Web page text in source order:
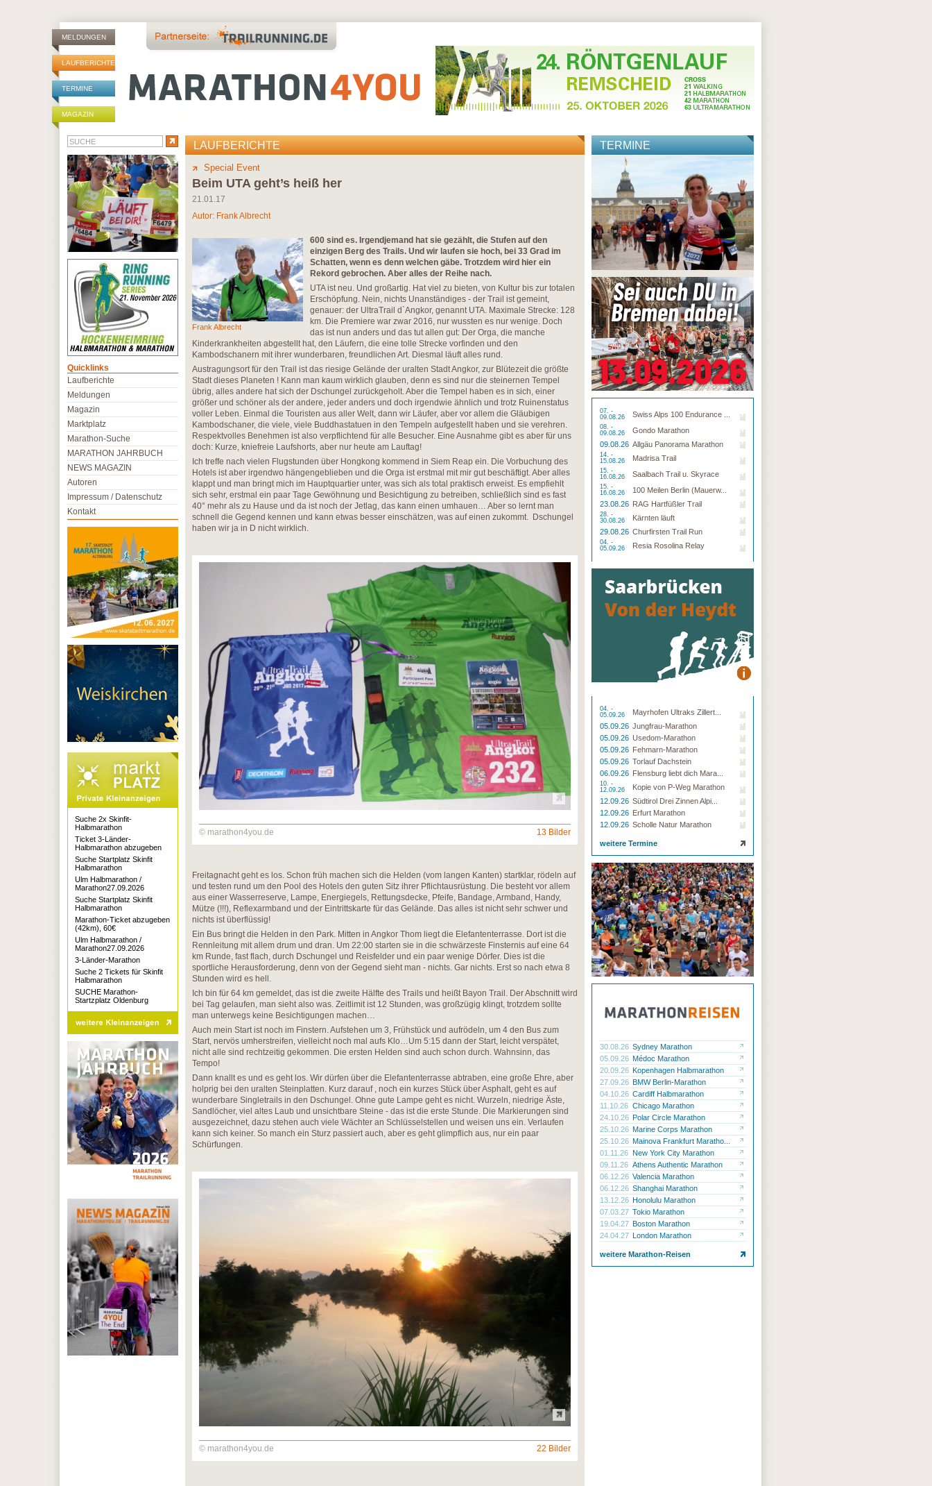
MELDUNGEN
LAUFBERICHTE
TERMINE
MAGAZIN
LAUFBERICHTE
Special Event
Beim UTA geht’s heiß her
21.01.17
Autor: Frank Albrecht
Frank Albrecht
600 sind es. Irgendjemand hat sie gezählt, die Stufen auf den
einzigen Berg des Trails. Und wir laufen sie hoch, bei 33 Grad im
Schatten, wenn es denn welchen gäbe. Trotzdem wird hier ein
Rekord gebrochen. Aber alles der Reihe nach.
UTA ist neu. Und großartig. Hat viel zu bieten, von Kultur bis zur totalen
Erschöpfung. Nein, nichts Unanständiges - der Trail ist gemeint,
genauer: der UltraTrail d`Angkor, genannt UTA. Maximale Strecke: 128
km. Die Premiere war zwar 2016, nur wussten es nur wenige. Doch
das ist nun anders und das tut allen gut: Der Orga, die manche
Kinderkrankheiten abgestellt hat, den Läufern, die eine tolle Strecke vorfinden und den
Kambodschanern mit ihrer wunderbaren, freundlichen Art. Diesmal läuft alles rund.
Austragungsort für den Trail ist das riesige Gelände der uralten Stadt Angkor, zur Blütezeit die größte
Stadt dieses Planeten ! Kann man kaum wirklich glauben, denn es sind nur die steinernen Tempel
übrig, alles andere hat sich der Dschungel zurückgeholt. Aber die Tempel haben es in sich, einer
größer und schöner als der andere, jeder anders und doch irgendwie ähnlich und trotz Ruinenstatus
voller Leben. Einmal die Touristen aus aller Welt, dann wir Läufer, aber vor allem die Gläubigen
Kambodschaner, die viele, viele Buddhastatuen in den Tempeln aufgestellt haben und sie verehren.
Respektvolles Benehmen ist also verpflichtend für alle Besucher. Eine Ausnahme gibt es aber für uns
doch: Kurze, kniefreie Laufshorts, aber nur heute am Lauftag!
Ich treffe nach vielen Flugstunden über Hongkong kommend in Siem Reap ein. Die Vorbuchung des
Hotels ist aber irgendwo hängengeblieben und die Orga ist erstmal mit mir gut beschäftigt. Aber alles
klappt und man bringt mich im Hauptquartier unter, was sich als total praktisch erweist. Es empfiehlt
sich sehr, erstmal ein paar Tage Gewöhnung und Besichtigung zu betreiben, schließlich sind es fast
40° mehr als zu Hause und da ist noch der Jetlag, das kann einen umhauen… Aber so lernt man
schnell die Gegend kennen und kann etwas besser einschätzen, was auf einen zukommt. Dschungel
haben wir ja in D nicht wirklich.
© marathon4you.de 13 Bilder
Freitagnacht geht es los. Schon früh machen sich die Helden (vom langen Kanten) startklar, rödeln auf
und testen rund um den Pool des Hotels den guten Sitz ihrer Pflichtausrüstung. Die besteht vor allem
aus einer Wasserreserve, Lampe, Energiegels, Rettungsdecke, Pfeife, Bandage, Armband, Handy,
Mütze (!!!), Reflexarmband und der Eintrittskarte für das Gelände. Das alles ist nicht sehr schwer und
nichts ist überflüssig!
Ein Bus bringt die Helden in den Park. Mitten in Angkor Thom liegt die Elefantenterrasse. Dort ist die
Rennleitung mit allem drum und dran. Um 22:00 starten sie in die schwärzeste Finsternis auf eine 64
km Runde, fast flach, durch Dschungel und Reisfelder und ein paar wenige Dörfer. Dies ist die
sportliche Herausforderung, denn von der Gegend sieht man - nichts. Gar nichts. Erst so nach etwa 8
Stunden wird es hell.
Ich bin für 64 km gemeldet, das ist die zweite Hälfte des Trails und heißt Bayon Trail. Der Abschnitt wird
bei Tag gelaufen, man sieht also was. Zeitlimit ist 12 Stunden, was großzügig klingt, trotzdem sollte
man unterwegs keine Besichtigungen machen…
Auch mein Start ist noch im Finstern. Aufstehen um 3, Frühstück und aufrödeln, um 4 den Bus zum
Start, nervös umherstreifen, vielleicht noch mal aufs Klo…Um 5:15 dann der Start, leicht verspätet,
nicht alle sind rechtzeitig gekommen. Die ersten Helden sind auch schon durch. Wahnsinn, das
Tempo!
Dann knallt es und es geht los. Wir dürfen über die Elefantenterrasse abtraben, eine große Ehre, aber
holprig bei den uralten Steinplatten. Kurz darauf , noch ein kurzes Stück über Asphalt, geht es auf
wunderbare Singletrails in den Dschungel. Ohne gute Lampe geht es nicht. Wurzeln, niedrige Äste,
Sandlöcher, viel altes Laub und unsichtbare Steine - das ist die erste Stunde. Die Markierungen sind
ausgezeichnet, dazu stehen auch viele Wächter an Schlüsselstellen und weisen uns ein. Verlaufen
kann sich keiner. So manch ein Sturz passiert auch, aber es geht glimpflich aus, nur ein paar
Schürfungen.
© marathon4you.de 22 Bilder
TERMINE
07. -
09.08.26
Swiss Alps 100 Endurance ...
08. -
09.08.26
Gondo Marathon
09.08.26 Allgäu Panorama Marathon
14. -
15.08.26
Madrisa Trail
15. -
16.08.26
Saalbach Trail u. Skyrace
15. -
16.08.26
100 Meilen Berlin (Mauerw...
23.08.26 RAG Hartfüßler Trail
28. -
30.08.26
Kärnten läuft
29.08.26 Churfirsten Trail Run
04. -
05.09.26
Resia Rosolina Relay
04. -
05.09.26
Mayrhofen Ultraks Zillert...
05.09.26 Jungfrau-Marathon
05.09.26 Usedom-Marathon
05.09.26 Fehmarn-Marathon
05.09.26 Torlauf Dachstein
06.09.26 Flensburg liebt dich Mara...
10. -
12.09.26
Kopie von P-Weg Marathon
12.09.26 Südtirol Drei Zinnen Alpi...
12.09.26 Erfurt Marathon
12.09.26 Scholle Natur Marathon
weitere Termine
30.08.26 Sydney Marathon
05.09.26 Médoc Marathon
20.09.26 Kopenhagen Halbmarathon
27.09.26 BMW Berlin-Marathon
04.10.26 Cardiff Halbmarathon
11.10.26 Chicago Marathon
24.10.26 Polar Circle Marathon
25.10.26 Marine Corps Marathon
25.10.26 Mainova Frankfurt Maratho...
01.11.26 New York City Marathon
09.11.26 Athens Authentic Marathon
06.12.26 Valencia Marathon
06.12.26 Shanghai Marathon
13.12.26 Honolulu Marathon
07.03.27 Tokio Marathon
19.04.27 Boston Marathon
24.04.27 London Marathon
weitere Marathon-Reisen
Quicklinks
Laufberichte
Meldungen
Magazin
Marktplatz
Marathon-Suche
MARATHON JAHRBUCH
NEWS MAGAZIN
Autoren
Impressum / Datenschutz
Kontakt
Suche 2x Skinfit-
Halbmarathon
Ticket 3-Länder-
Halbmarathon abzugeben
Suche Startplatz Skinfit
Halbmarathon
Ulm Halbmarathon /
Marathon27.09.2026
Suche Startplatz Skinfit
Halbmarathon
Marathon-Ticket abzugeben
(42km), 60€
Ulm Halbmarathon /
Marathon27.09.2026
3-Länder-Marathon
Suche 2 Tickets für Skinfit
Halbmarathon
SUCHE Marathon-
Startzplatz Oldenburg